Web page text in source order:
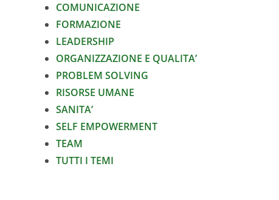
COMUNICAZIONE
FORMAZIONE
LEADERSHIP
ORGANIZZAZIONE E QUALITA’
PROBLEM SOLVING
RISORSE UMANE
SANITA’
SELF EMPOWERMENT
TEAM
TUTTI I TEMI